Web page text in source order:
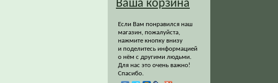
Ваша корзина
Если Вам понравился наш
магазин, пожалуйста,
нажмите кнопку внизу
и поделитесь информацией
о нём с другими людьми.
Для нас это очень важно!
Спасибо.